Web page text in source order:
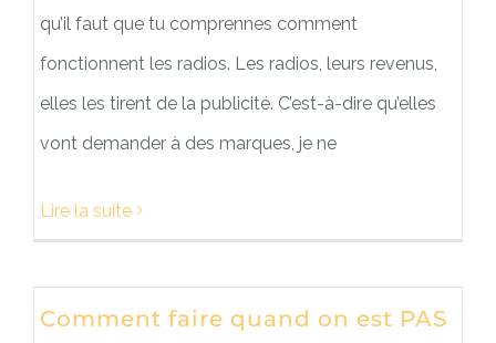
qu’il faut que tu comprennes comment
fonctionnent les radios. Les radios, leurs revenus,
elles les tirent de la publicité. C’est-à-dire qu’elles
vont demander à des marques, je ne
Lire la suite
Comment faire quand on est PAS